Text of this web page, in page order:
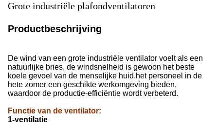
Grote industriële plafondventilatoren
Productbeschrijving
De wind van een grote industriële ventilator voelt als een
natuurlijke bries, de windsnelheid is gewoon het beste
koele gevoel van de menselijke huid.het personeel in de
hete zomer een geschikte werkomgeving bieden,
waardoor de productie-efficiëntie wordt verbeterd.
Functie van de ventilator:
1-ventilatie